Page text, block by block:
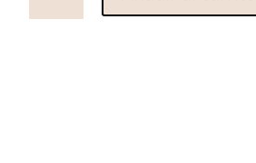
cantidad